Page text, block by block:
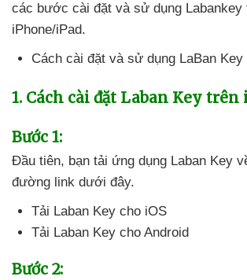
các bước cài đặt và sử dụng Labankey
iPhone/iPad.
Cách cài đặt và sử dụng LaBan Key
1. Cách cài đặt Laban Key trên
Bước 1:
Đầu tiên, bạn tải ứng dụng Laban Key
đường link dưới đây.
Tải Laban Key cho iOS
Tải Laban Key cho Android
Bước 2: